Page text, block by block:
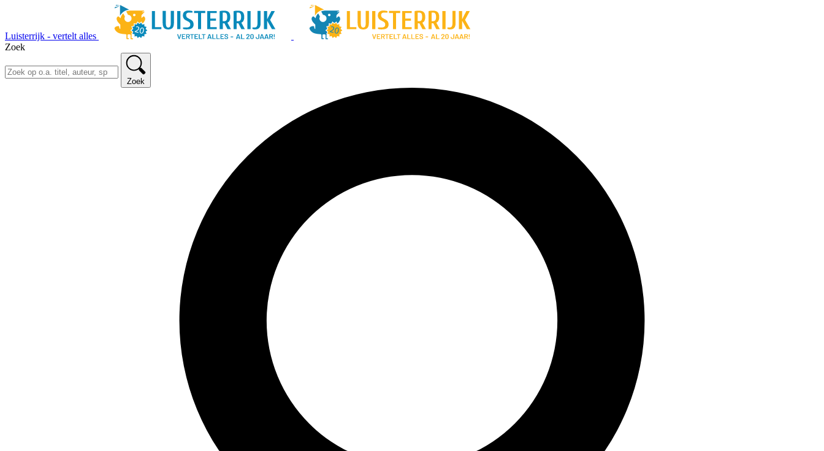
Luisterrijk - vertelt alles
Zoek
Zoek